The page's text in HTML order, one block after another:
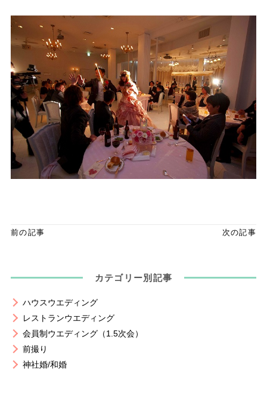
前の記事 次の記事
カテゴリー別記事
ハウスウエディング
レストランウエディング
会員制ウエディング（1.5次会）
前撮り
神社婚/和婚